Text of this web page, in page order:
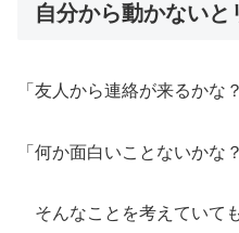
自分から動かない
「友人から連絡が来るかな？
「何か面白いことないかな？
そんなことを考えていて